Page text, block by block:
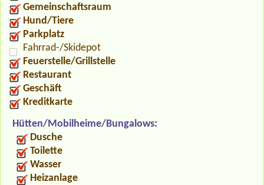
Gemeinschaftsraum
Hund/Tiere
Parkplatz
Fahrrad-/Skidepot
Feuerstelle/Grillstelle
Restaurant
Geschäft
Kreditkarte
Hütten/Mobilheime/Bungalows:
Dusche
Toilette
Wasser
Heizanlage